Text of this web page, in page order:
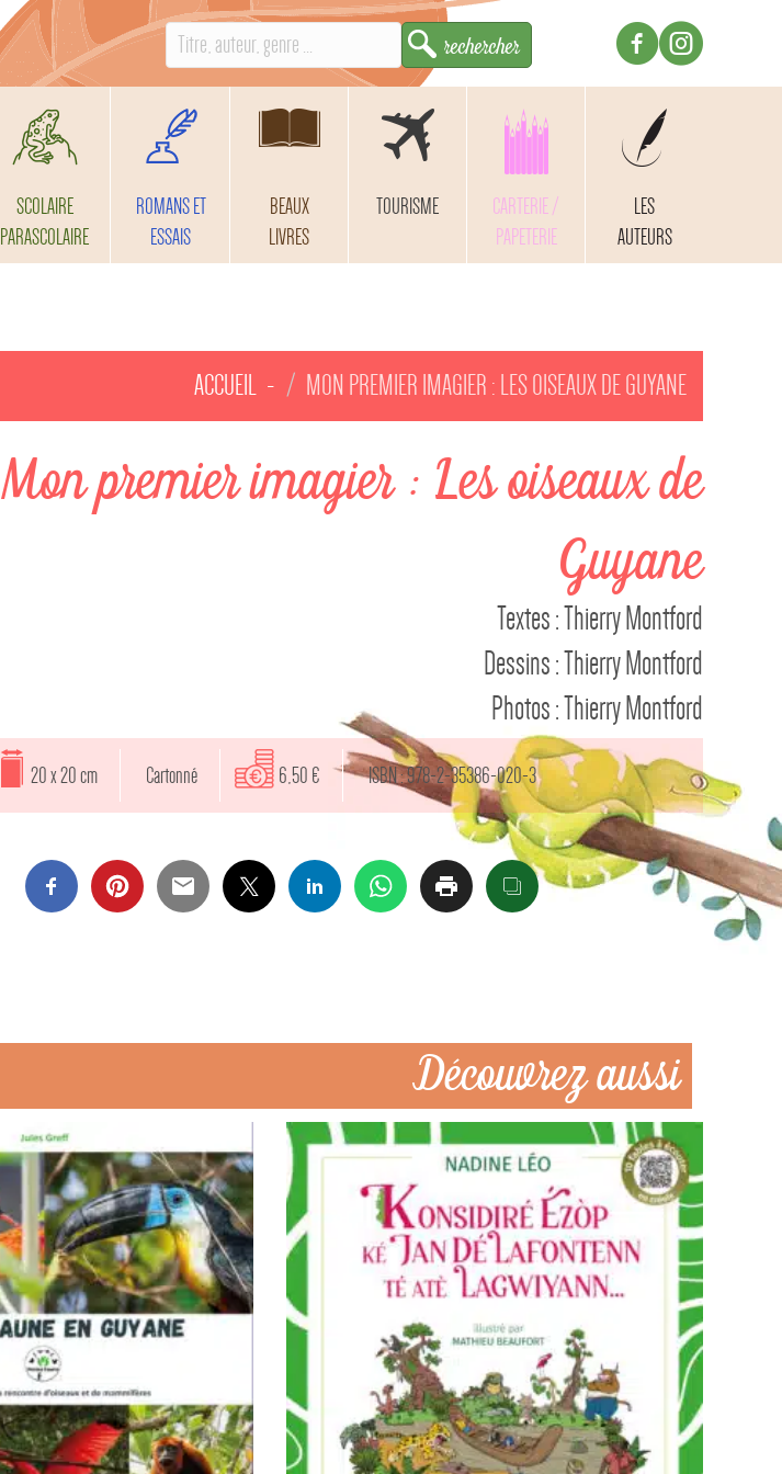
S
e
a
r
c
f
o
SCOLAIRE
PARASCOLAIRE
ROMANS ET
ESSAIS
BEAUX
LIVRES
TOURISME
CARTERIE /
PAPETERIE
LES
AUTEURS
ACCUEIL MON PREMIER IMAGIER : LES OISEAUX DE GUYANE
Mon premier imagier : Les oiseaux de
Guyane
Textes : Thierry Montford
Dessins : Thierry Montford
Photos : Thierry Montford
20 x 20 cm Cartonné 6,50 € ISBN : 978-2-35386-020-3
Découvrez aussi